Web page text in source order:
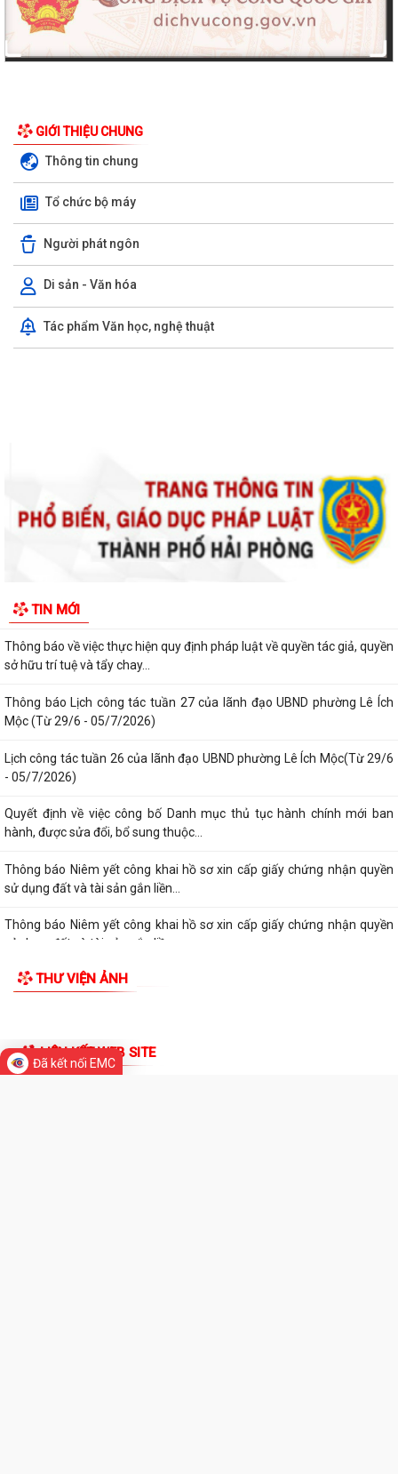
GIỚI THIỆU CHUNG
Thông tin chung
Tổ chức bộ máy
Người phát ngôn
Di sản - Văn hóa
Tác phẩm Văn học, nghệ thuật
TIN MỚI
Thông báo kết quả Kỳ họp thứ 4 (Kỳ họp thường lệ giữa năm 2026)
Thông báo Lịch công tác tuần 31 của lãnh đạo UBND phường Lê Ích
Mộc (Từ 27/7 - 02/8/2026)
Thông báo về việc cảnh giác với các hành vi giả mạo cơ quan nhà nước
để lừa đảo chiếm đoạt tài sản...
Thông báo lịch công tác tuần 30 của lãnh đạo UBND Phường Lê Ích
Mộc (Từ 20/7 - 26/7/2026)
Thông báo về việc niêm yết công khai kết quả xét duyệt trợ cấp đối
tượng bảo trợ xã hội trên địa...
Thông báo về việc thực hiện quy định pháp luật về quyền tác giả, quyền
sở hữu trí tuệ và tẩy chay...
Thông báo Lịch công tác tuần 27 của lãnh đạo UBND phường Lê Ích
Mộc (Từ 29/6 - 05/7/2026)
Lịch công tác tuần 26 của lãnh đạo UBND phường Lê Ích Mộc(Từ 29/6
Quyết định về việc công bố Danh mục thủ tục hành chính mới ban
Thông báo Niêm yết công khai hồ sơ xin cấp giấy chứng nhận quyền
sử dụng đất và tài sản gắn liền...
Đã kết nối EMC